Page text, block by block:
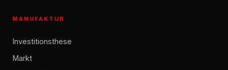
MANUFAKTUR
Investitionsthese
Markt